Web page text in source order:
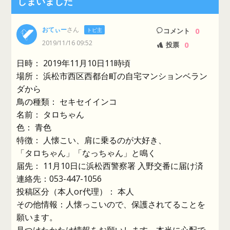
おてぃーさん トピ主
2019/11/16 09:52
コメント 0
投票 0
日時： 2019年11月10日11時頃
場所： 浜松市西区西都台町の自宅マンションベラン
ダから
鳥の種類： セキセイインコ
名前： タロちゃん
色： 青色
特徴： 人懐こい、肩に乗るのが大好き、
「タロちゃん」「なっちゃん」と鳴く
届先： 11月10日に浜松西警察署 入野交番に届け済
連絡先：053-447-1056
投稿区分（本人or代理）： 本人
その他情報：人懐っこいので、保護されてることを
願います。